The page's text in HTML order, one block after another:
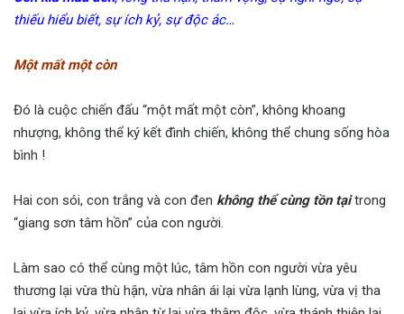
thiếu hiểu biết, sự ích kỷ, sự độc ác…
Một mất một còn
Đó là cuộc chiến đấu “một mất một còn”, không khoang
nhượng, không thể ký kết đình chiến, không thể chung sống hòa
bình !
Hai con sói, con trắng và con đen không thể cùng tồn tạitrong
“giang sơn tâm hồn” của con người.
Làm sao có thể cùng một lúc, tâm hồn con người vừa yêu
thương lại vừa thù hận, vừa nhân ái lại vừa lạnh lùng, vừa vị tha